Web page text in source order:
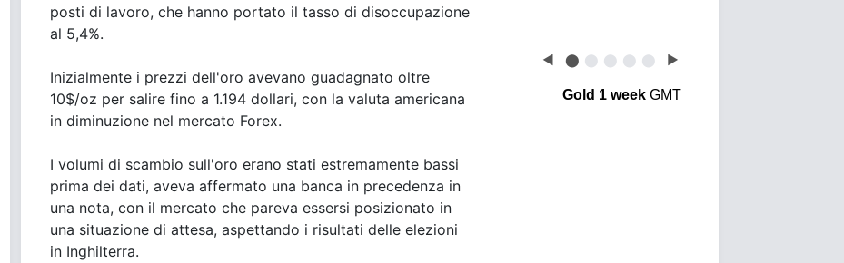
posti di lavoro, che hanno portato il tasso di disoccupazione
al 5,4%.
Inizialmente i prezzi dell'oro avevano guadagnato oltre
10$/oz per salire fino a 1.194 dollari, con la valuta americana
in diminuzione nel mercato Forex.
I volumi di scambio sull'oro erano stati estremamente bassi
prima dei dati, aveva affermato una banca in precedenza in
una nota, con il mercato che pareva essersi posizionato in
una situazione di attesa, aspettando i risultati delle elezioni
in Inghilterra.
◀ ⬤ ⬤ ⬤ ⬤ ⬤ ▶
Gold 1 weekGMT